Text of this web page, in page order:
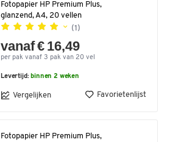
Fotopapier HP Premium Plus,
glanzend, A4, 20 vellen
(1)
vanaf € 16,49
per pak vanaf 3 pak van 20 vel
Levertijd: binnen 2 weken
Vergelijken Favorietenlijst
Fotopapier HP Premium Plus,